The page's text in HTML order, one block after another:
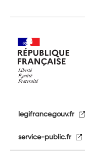
legifrance.gouv.fr
service-public.fr